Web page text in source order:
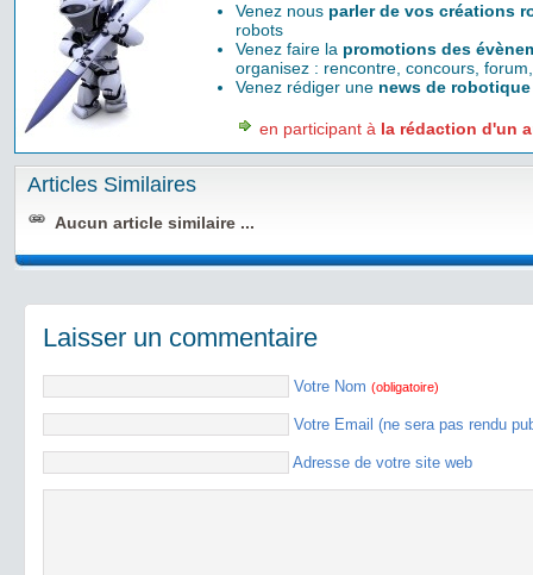
Venez nous parler de vos créations
robots
Venez faire la promotions des
organisez : rencontre, concours,
Venez rédiger une news de robotique
en participant à la rédaction d'un
Articles Similaires
Aucun article similaire ...
Laisser un commentaire
Votre Nom (obligatoire)
Votre Email (ne sera pas rendu
Adresse de votre site web